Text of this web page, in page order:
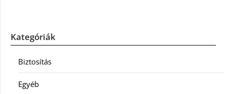
Kategóriák
Biztosítás
Egyéb